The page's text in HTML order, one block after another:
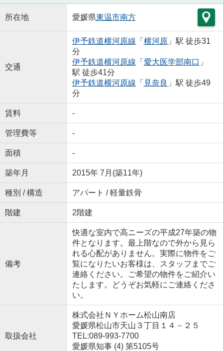
所在地 愛媛県東温市南方
交通
伊予鉄道横河原線 「 横河原」駅 徒歩31
分
伊予鉄道横河原線 「 愛大医学部南口 」
駅 徒歩41分
伊予鉄道横河原線 「 見奈良 」駅 徒歩49
分
賃料 -
管理費等 -
面積 -
築年月 2015年 7月(築11年)
種別 / 構造 アパート / 軽量鉄骨
階建 2階建
備考
快適な室内で高ニーズの平成27年築の物
件となります。最上階なので外から見ら
れる心配がありません。実際に物件をご
覧になりたいお客様は、スタッフまでご
連絡ください。ご希望の物件をご紹介い
たします。どうぞお気軽にご連絡くださ
い。
取扱会社
株式会社ＮＹホーム松山南店
愛媛県松山市天山３丁目１４－２５
TEL:089-993-7700
愛媛県知事 (4) 第5105号